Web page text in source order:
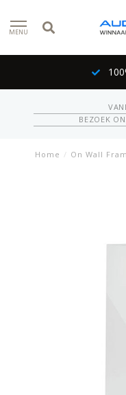
MENU
BEZOEK
Home / On Wall